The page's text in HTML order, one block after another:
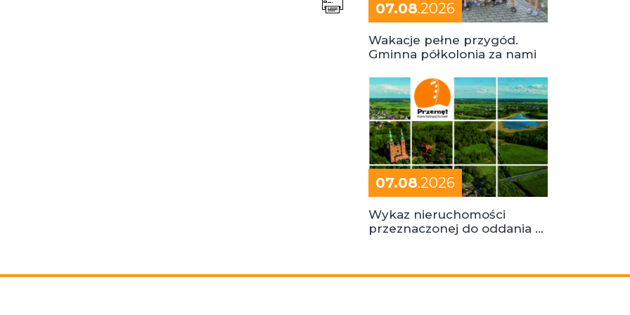
07.08.2026
Wakacje pełne przygód.
Gminna półkolonia za nami
07.08.2026
Wykaz nieruchomości
przeznaczonej do oddania w